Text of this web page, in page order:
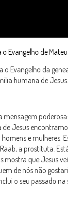
Evangelho de
Evangelho da
humana de
mensagem
de Jesus
e mulheres.
a prostituta.
mostra que Jesus
de nós não
o seu passado na